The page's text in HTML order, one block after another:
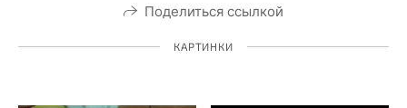
Поделиться ссылкой
КАРТИНКИ